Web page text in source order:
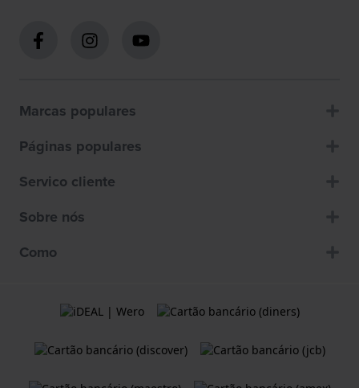
Marcas populares
Páginas populares
Servico cliente
Sobre nós
Como